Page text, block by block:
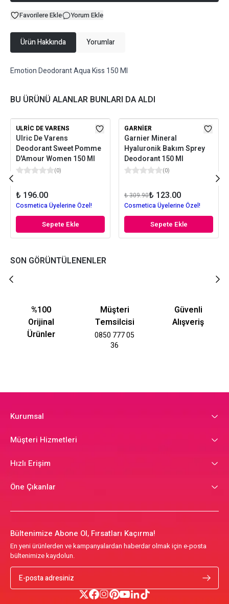
Favorilere Ekle Yorum Ekle
Ürün Hakkında Yorumlar
Emotion Deodorant Aqua Kiss 150 Ml
BU ÜRÜNÜ ALANLAR BUNLARI DA ALDI
ULRIC DE VARENS
Ulric De Varens
Deodorant Sweet Pomme
D'Amour Women 150 Ml
(0)
₺ 196.00
Cosmetica Üyelerine Özel!
Sepete Ekle
GARNIER
Garnier Mineral
Hyaluronik Bakım Sprey
Deodorant 150 Ml
(0)
₺ 309.90₺ 123.00
Cosmetica Üyelerine Özel!
Sepete Ekle
SON GÖRÜNTÜLENENLER
%100
Orijinal
Ürünler
Müşteri
Temsilcisi
0850 777 05
36
Güvenli
Alışveriş
Kurumsal
Müşteri Hizmetleri
Hızlı Erişim
Öne Çıkanlar
Bültenimize Abone Ol, Fırsatları Kaçırma!
En yeni ürünlerden ve kampanyalardan haberdar olmak için e-posta
bültenimize kaydolun.